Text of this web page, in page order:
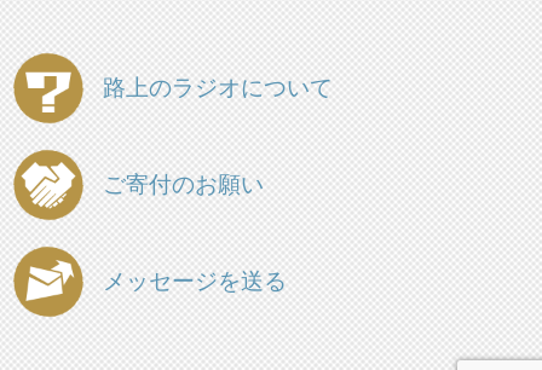
路上のラジオについて
ご寄付のお願い
メッセージを送る